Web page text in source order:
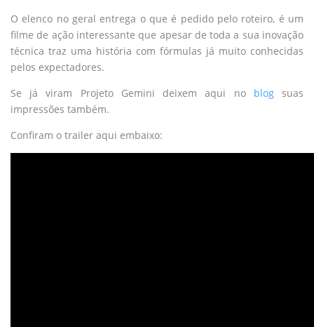
O elenco no geral entrega o que é pedido pelo roteiro, é um
filme de ação interessante que apesar de toda a sua inovação
técnica traz uma história com fórmulas já muito conhecidas
pelos expectadores.
Se já viram Projeto Gemini deixem aqui no blogsuas
impressões também.
Confiram o trailer aqui embaixo: